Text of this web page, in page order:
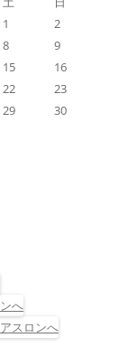
1
2
8
9
15
16
22
23
29
30